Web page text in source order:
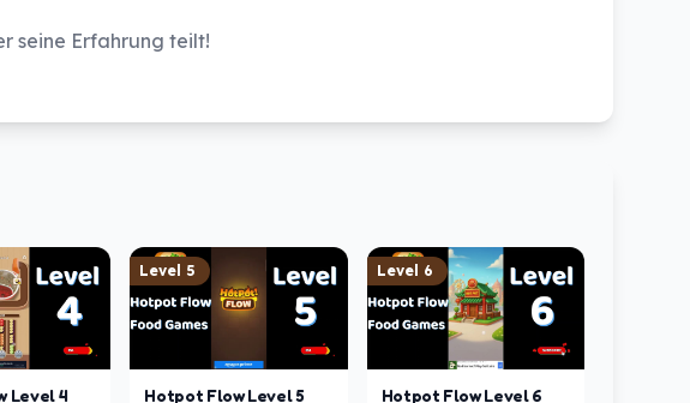
seine Erfahrung teilt!
Level4
Level 5
Hotpot Flow Level5
Level 6
Hotpot FlowLevel6